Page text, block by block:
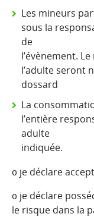
Les mineurs
sous la
de
l’évènement.
l’adulte seront
dossard
La
l’entière
adulte
indiquée.
᧐ je déclare
᧐ je déclare
le risque dans la